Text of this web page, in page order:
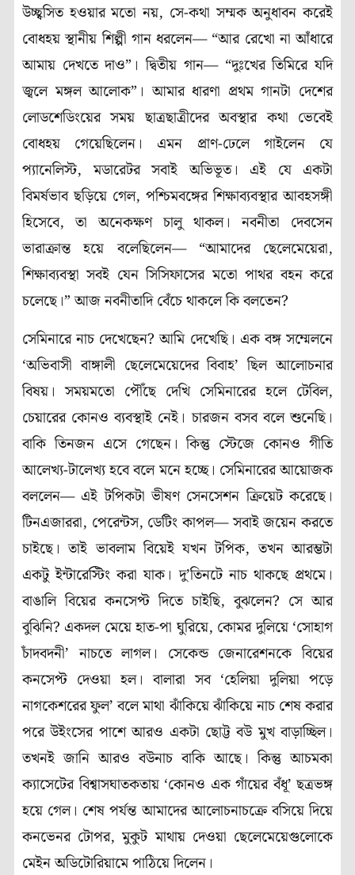
উচ্ছ্বসিত হওয়ার মতো নয়, সে-কথা সম্মক অনুধাবন করেই
বোধহয় স্থানীয় শিল্পী গান ধরলেন— “আর রেখো না আঁধারে
আমায় দেখতে দাও”। দ্বিতীয় গান— “দুঃখের তিমিরে যদি
জ্বলে মঙ্গল আলোক”। আমার ধারণা প্রথম গানটা দেশের
লোডশেডিংয়ের সময় ছাত্রছাত্রীদের অবস্থার কথা ভেবেই
বোধহয় গেয়েছিলেন। এমন প্রাণ-ঢেলে গাইলেন যে
প্যানেলিস্ট, মডারেটর সবাই অভিভূত। এই যে একটা
বিমর্ষভাব ছড়িয়ে গেল, পশ্চিমবঙ্গের শিক্ষাব্যবস্থার আবহসঙ্গী
হিসেবে, তা অনেকক্ষণ চালু থাকল। নবনীতা দেবসেন
ভারাক্রান্ত হয়ে বলেছিলেন— “আমাদের ছেলেমেয়েরা,
শিক্ষাব্যবস্থা সবই যেন সিসিফাসের মতো পাথর বহন করে
চলেছে।” আজ নবনীতাদি বেঁচে থাকলে কি বলতেন?
সেমিনারে নাচ দেখেছেন? আমি দেখেছি। এক বঙ্গ সম্মেলনে
‘অভিবাসী বাঙ্গালী ছেলেমেয়েদের বিবাহ’ ছিল আলোচনার
বিষয়। সময়মতো পৌঁছে দেখি সেমিনারের হলে টেবিল,
চেয়ারের কোনও ব্যবস্থাই নেই। চারজন বসব বলে শুনেছি।
বাকি তিনজন এসে গেছেন। কিন্তু স্টেজে কোনও গীতি
আলেখ্য-টালেখ্য হবে বলে মনে হচ্ছে। সেমিনারের আয়োজক
বললেন— এই টপিকটা ভীষণ সেনসেশন ক্রিয়েট করেছে।
টিনএজাররা, পেরেন্টস, ডেটিং কাপল— সবাই জয়েন করতে
চাইছে। তাই ভাবলাম বিয়েই যখন টপিক, তখন আরম্ভটা
একটু ইন্টারেস্টিং করা যাক। দু’তিনটে নাচ থাকছে প্রথমে।
বাঙালি বিয়ের কনসেপ্ট দিতে চাইছি, বুঝলেন? সে আর
বুঝিনি? একদল মেয়ে হাত-পা ঘুরিয়ে, কোমর দুলিয়ে ‘সোহাগ
চাঁদবদনী’ নাচতে লাগল। সেকেন্ড জেনারেশনকে বিয়ের
কনসেপ্ট দেওয়া হল। বালারা সব ‘হেলিয়া দুলিয়া পড়ে
নাগকেশরের ফুল’ বলে মাথা ঝাঁকিয়ে ঝাঁকিয়ে নাচ শেষ করার
পরে উইংসের পাশে আরও একটা ছোট্ট বউ মুখ বাড়াচ্ছিল।
তখনই জানি আরও বউনাচ বাকি আছে। কিন্তু আচমকা
ক্যাসেটের বিশ্বাসঘাতকতায় ‘কোনও এক গাঁয়ের বঁধূ’ ছত্রভঙ্গ
হয়ে গেল। শেষ পর্যন্ত আমাদের আলোচনাচক্রে বসিয়ে দিয়ে
কনভেনর টোপর, মুকুট মাথায় দেওয়া ছেলেমেয়েগুলোকে
মেইন অডিটোরিয়ামে পাঠিয়ে দিলেন।